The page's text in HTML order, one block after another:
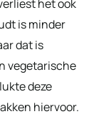
het ook
is minder
dat is
vegetarische
deze
hiervoor.